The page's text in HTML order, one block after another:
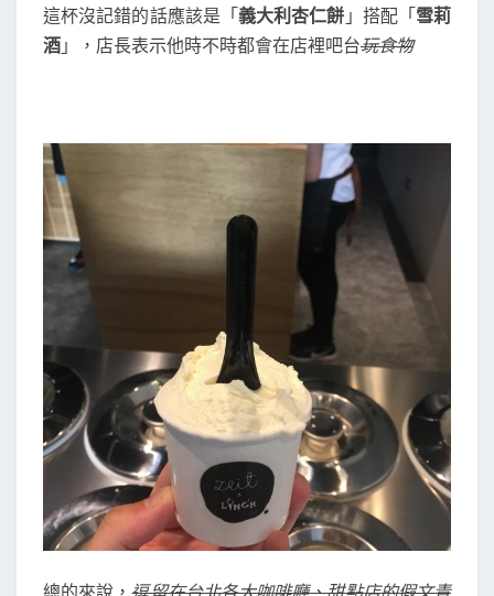
這杯沒記錯的話應該是「 義大利杏仁餅 」搭配「 雪莉
酒 」，店長表示他時不時都會在店裡吧台玩食物